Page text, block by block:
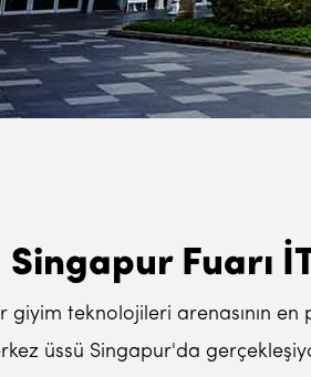
Fuarı
giyim teknolojileri arenasının
üssü Singapur'da